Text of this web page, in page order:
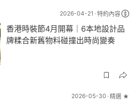
2026-04-21 特約內容
香港時裝節4月開幕｜6本地設計品
牌糅合新舊物料碰撞出時尚變奏
2026-05-30 精選 ★